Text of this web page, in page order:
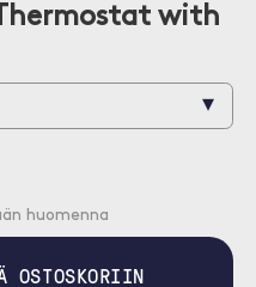
with
▾
huomenna
OSTOSKORIIN